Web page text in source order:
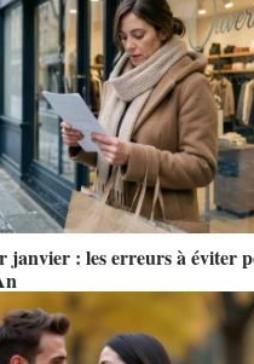
janvier : les erreurs à éviter